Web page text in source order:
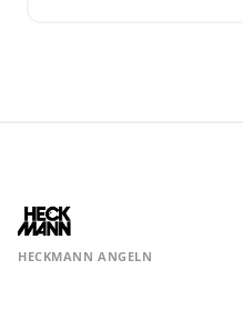
HECKMANN ANGELN